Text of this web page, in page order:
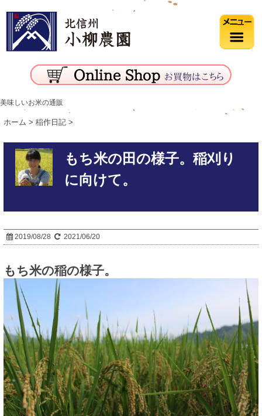
美味しいお米の通販
ホーム > 稲作日記 >
もち米の田の様子。稲刈り
に向けて。
2019/08/28 2021/06/20
もち米の稲の様子。